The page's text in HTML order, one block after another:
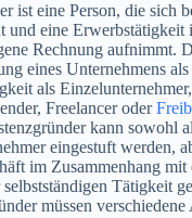
ist eine Person, die sich
und eine Erwerbstätigkeit
Rechnung aufnimmt.
eines Unternehmens als
als Einzelunternehmer,
Freelancer oder
kann sowohl
eingestuft werden,
im Zusammenhang mit
Tätigkeit
müssen